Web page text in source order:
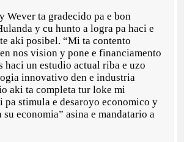
Wever ta gradecido pa e bon
y cu hunto a logra pa haci e
aki posibel. “Mi ta contento
nos vision y pone e financiamento
haci un estudio actual riba e uzo
innovativo den e industria
aki ta completa tur loke mi
stimula e desaroyo economico y
economia” asina e mandatario a